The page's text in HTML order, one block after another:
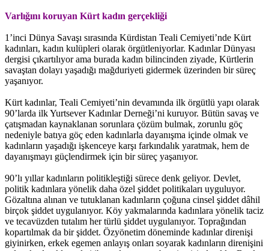
Varlığını koruyan Kürt kadın gerçekliği
1’inci Dünya Savaşı sırasında Kürdistan Teali Cemiyeti’nde Kürt
kadınları, kadın kulüpleri olarak örgütleniyorlar. Kadınlar Dünyası
dergisi çıkartılıyor ama burada kadın bilincinden ziyade, Kürtlerin
savaştan dolayı yaşadığı mağduriyeti gidermek üzerinden bir süreç
yaşanıyor.
Kürt kadınlar, Teali Cemiyeti’nin devamında ilk örgütlü yapı olarak
90’larda ilk Yurtsever Kadınlar Derneği’ni kuruyor. Bütün savaş ve
çatışmadan kaynaklanan sorunlara çözüm bulmak, zorunlu göç
nedeniyle batıya göç eden kadınlarla dayanışma içinde olmak ve
kadınların yaşadığı işkenceye karşı farkındalık yaratmak, hem de
dayanışmayı güçlendirmek için bir süreç yaşanıyor.
90’lı yıllar kadınların politikleştiği sürece denk geliyor. Devlet,
politik kadınlara yönelik daha özel şiddet politikaları uyguluyor.
Gözaltına alınan ve tutuklanan kadınların çoğuna cinsel şiddet dâhil
birçok şiddet uygulanıyor. Köy yakmalarında kadınlara yönelik taciz
ve tecavüzden tutalım her türlü şiddet uygulanıyor. Toprağından
kopartılmak da bir şiddet. Özyönetim döneminde kadınlar direnişi
giyinirken, erkek egemen anlayış onları soyarak kadınların direnişini